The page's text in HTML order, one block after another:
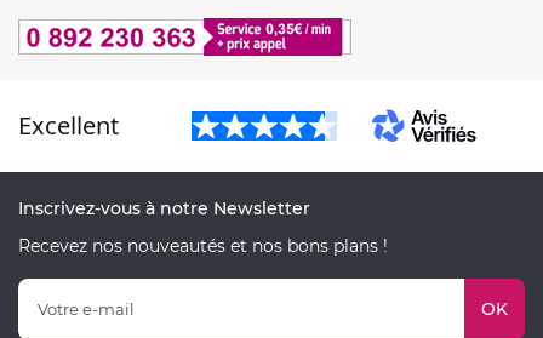
Excellent
Inscrivez-vous à notre Newsletter
Recevez nos nouveautés et nos bons plans !
OK